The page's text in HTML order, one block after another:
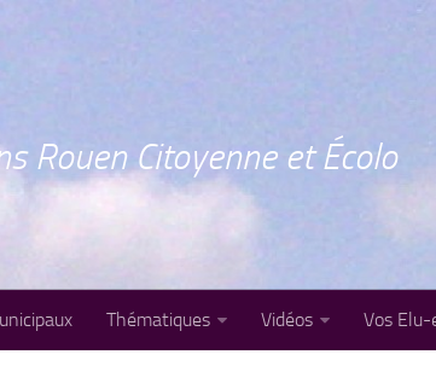
Rouen Citoyenne et Écolo
Thématiques Vidéos Vos Elu-